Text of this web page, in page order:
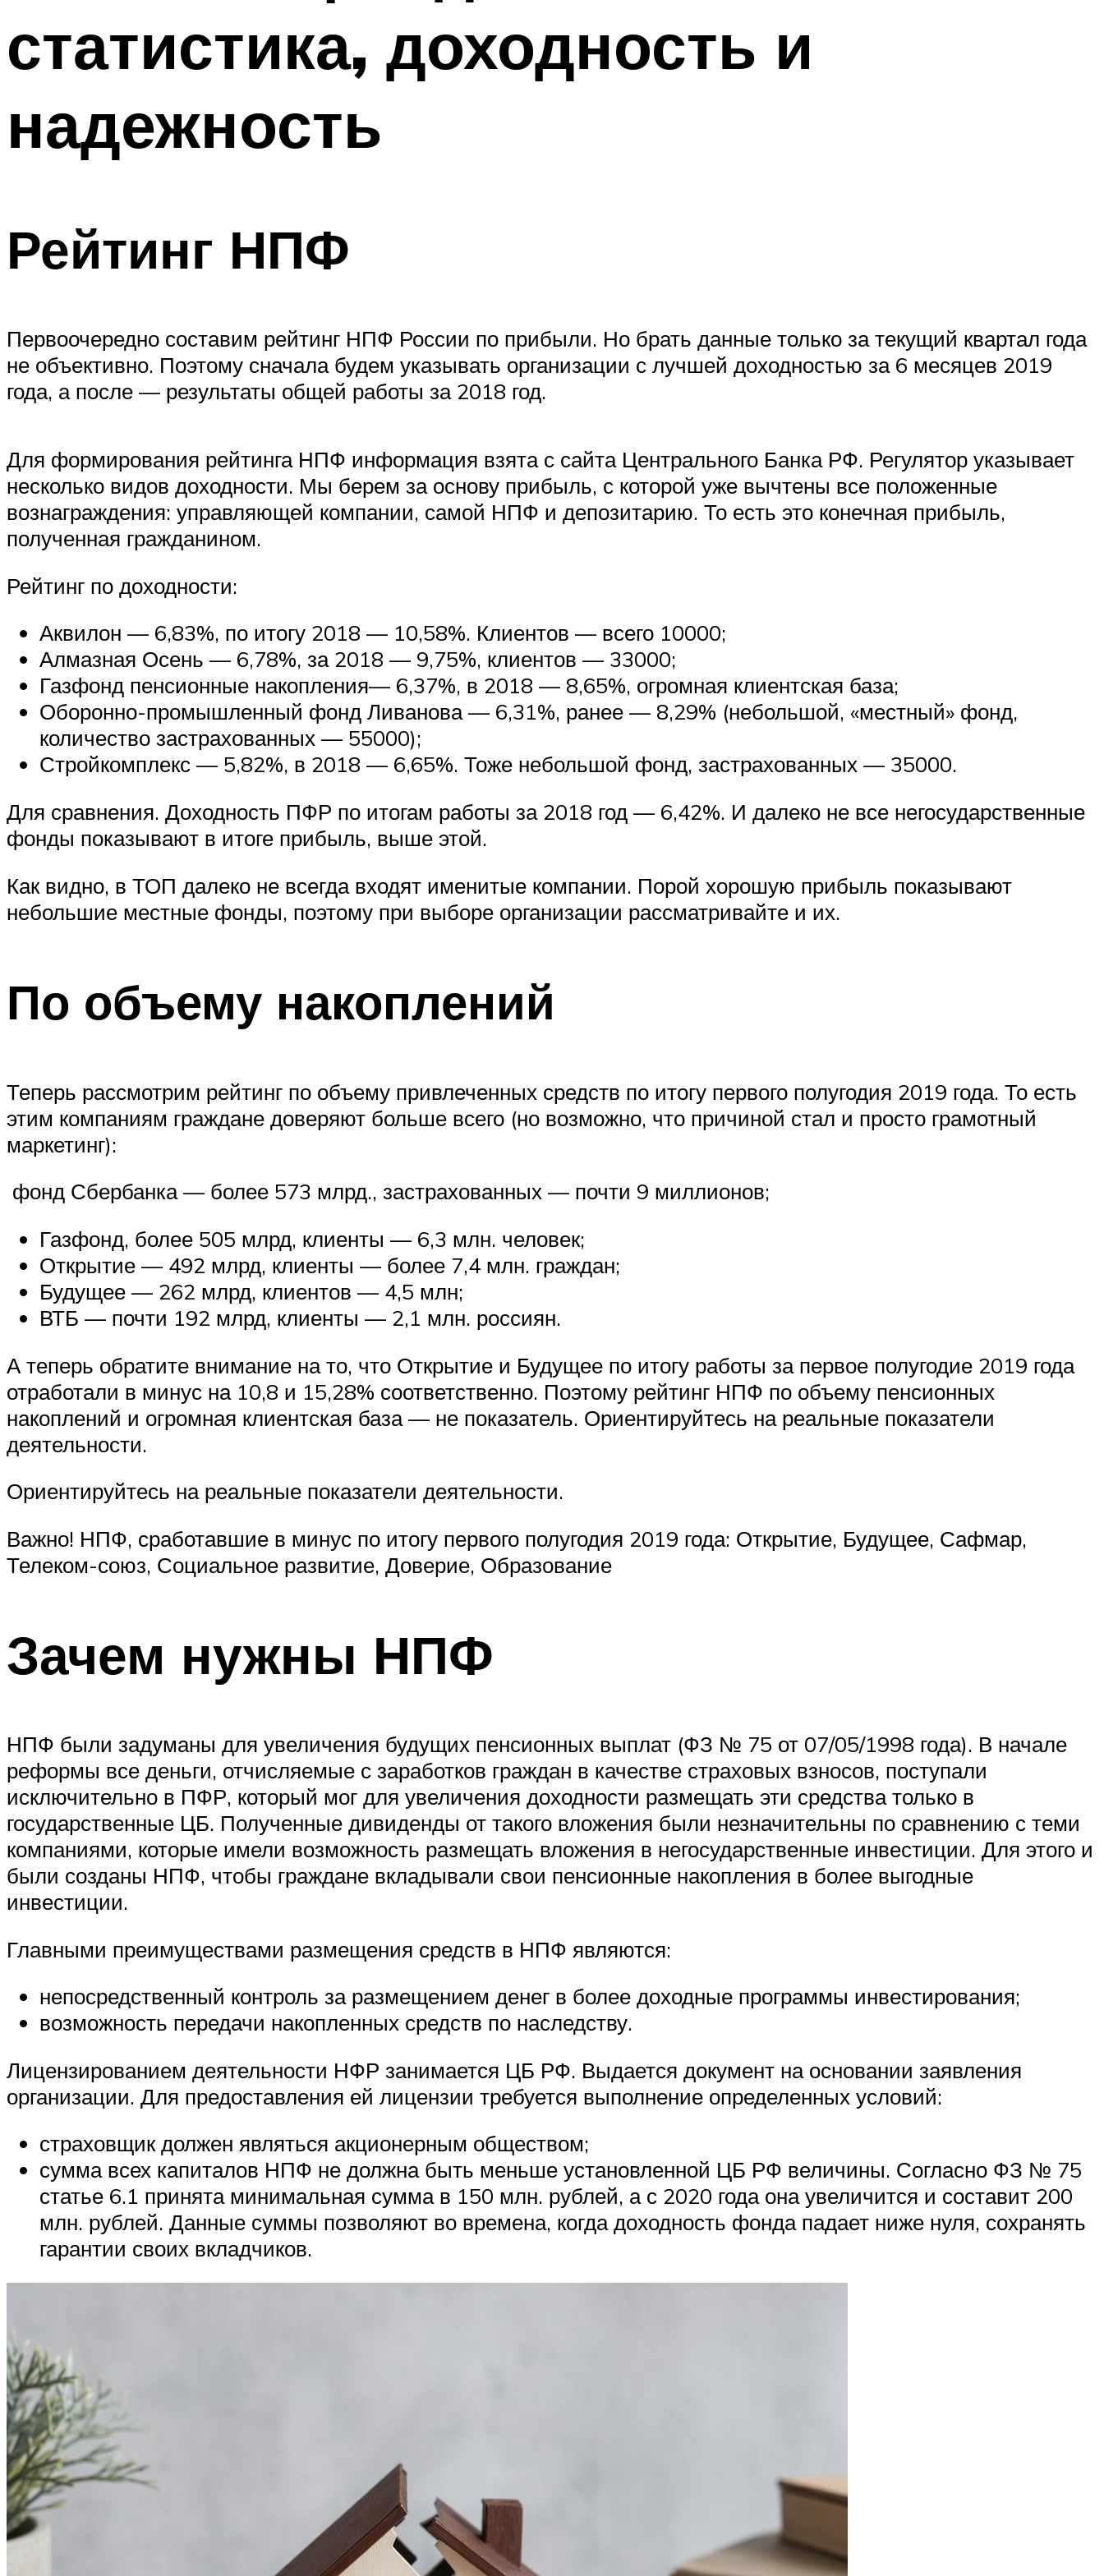
статистика, доходность и
надежность
Рейтинг НПФ
Первоочередно составим рейтинг НПФ России по прибыли. Но брать данные только за текущий квартал года
не объективно. Поэтому сначала будем указывать организации с лучшей доходностью за 6 месяцев 2019
года, а после — результаты общей работы за 2018 год.
Для формирования рейтинга НПФ информация взята с сайта Центрального Банка РФ. Регулятор указывает
несколько видов доходности. Мы берем за основу прибыль, с которой уже вычтены все положенные
вознаграждения: управляющей компании, самой НПФ и депозитарию. То есть это конечная прибыль,
полученная гражданином.
Рейтинг по доходности:
Аквилон — 6,83%, по итогу 2018 — 10,58%. Клиентов — всего 10000;
Алмазная Осень — 6,78%, за 2018 — 9,75%, клиентов — 33000;
Газфонд пенсионные накопления— 6,37%, в 2018 — 8,65%, огромная клиентская база;
Оборонно-промышленный фонд Ливанова — 6,31%, ранее — 8,29% (небольшой, «местный» фонд,
количество застрахованных — 55000);
Стройкомплекс — 5,82%, в 2018 — 6,65%. Тоже небольшой фонд, застрахованных — 35000.
Для сравнения. Доходность ПФР по итогам работы за 2018 год — 6,42%. И далеко не все негосударственные
фонды показывают в итоге прибыль, выше этой.
Как видно, в ТОП далеко не всегда входят именитые компании. Порой хорошую прибыль показывают
небольшие местные фонды, поэтому при выборе организации рассматривайте и их.
По объему накоплений
Теперь рассмотрим рейтинг по объему привлеченных средств по итогу первого полугодия 2019 года. То есть
этим компаниям граждане доверяют больше всего (но возможно, что причиной стал и просто грамотный
маркетинг):
фонд Сбербанка — более 573 млрд., застрахованных — почти 9 миллионов;
Газфонд, более 505 млрд, клиенты — 6,3 млн. человек;
Открытие — 492 млрд, клиенты — более 7,4 млн. граждан;
Будущее — 262 млрд, клиентов — 4,5 млн;
ВТБ — почти 192 млрд, клиенты — 2,1 млн. россиян.
А теперь обратите внимание на то, что Открытие и Будущее по итогу работы за первое полугодие 2019 года
отработали в минус на 10,8 и 15,28% соответственно. Поэтому рейтинг НПФ по объему пенсионных
накоплений и огромная клиентская база — не показатель. Ориентируйтесь на реальные показатели
деятельности.
Ориентируйтесь на реальные показатели деятельности.
Важно! НПФ, сработавшие в минус по итогу первого полугодия 2019 года: Открытие, Будущее, Сафмар,
Телеком-союз, Социальное развитие, Доверие, Образование
Зачем нужны НПФ
НПФ были задуманы для увеличения будущих пенсионных выплат (ФЗ № 75 от 07/05/1998 года). В начале
реформы все деньги, отчисляемые с заработков граждан в качестве страховых взносов, поступали
исключительно в ПФР, который мог для увеличения доходности размещать эти средства только в
государственные ЦБ. Полученные дивиденды от такого вложения были незначительны по сравнению с теми
компаниями, которые имели возможность размещать вложения в негосударственные инвестиции. Для этого и
были созданы НПФ, чтобы граждане вкладывали свои пенсионные накопления в более выгодные
инвестиции.
Главными преимуществами размещения средств в НПФ являются:
непосредственный контроль за размещением денег в более доходные программы инвестирования;
возможность передачи накопленных средств по наследству.
Лицензированием деятельности НФР занимается ЦБ РФ. Выдается документ на основании заявления
организации. Для предоставления ей лицензии требуется выполнение определенных условий:
страховщик должен являться акционерным обществом;
сумма всех капиталов НПФ не должна быть меньше установленной ЦБ РФ величины. Согласно ФЗ № 75
статье 6.1 принята минимальная сумма в 150 млн. рублей, а с 2020 года она увеличится и составит 200
млн. рублей. Данные суммы позволяют во времена, когда доходность фонда падает ниже нуля, сохранять
гарантии своих вкладчиков.